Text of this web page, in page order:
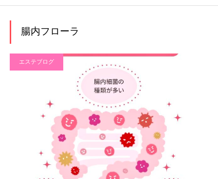
腸内フローラ
エステブログ